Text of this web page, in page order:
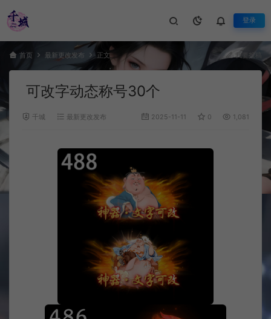
登录
首页 最新更改发布 正文 我要投稿
可改字动态称号30个
千城 最新更改发布 2025-11-11 0 1,081